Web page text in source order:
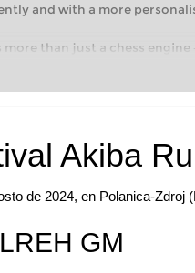
and with a more
more than just a chess
you’re taking your first steps
intelligently and with
Akiba
de 2024, en Polanica-Zdroj
GM